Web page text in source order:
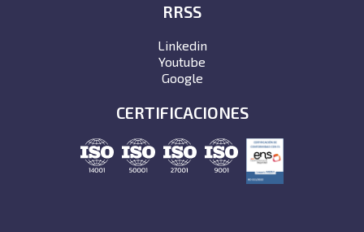
RRSS
Linkedin
Youtube
Google
CERTIFICACIONES